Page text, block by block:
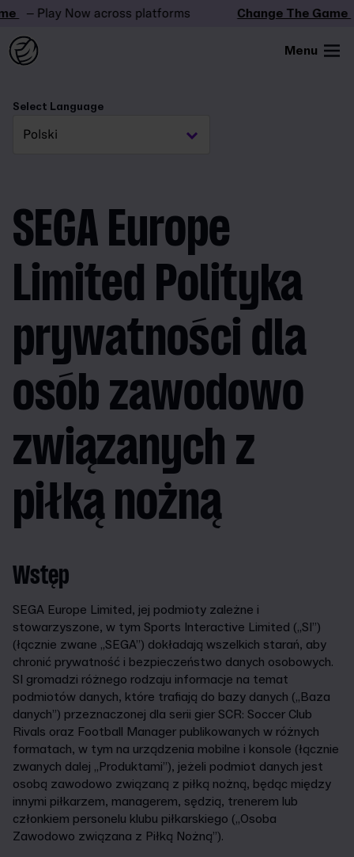
– Play Now across platforms Change The Game –
Menu
Select Language
SEGA Europe
Limited Polityka
prywatności dla
osób zawodowo
związanych z
piłką nożną
Wstęp
SEGA Europe Limited, jej podmioty zależne i
stowarzyszone, w tym Sports Interactive Limited („SI”)
(łącznie zwane „SEGA”) dokładają wszelkich starań, aby
chronić prywatność i bezpieczeństwo danych osobowych.
SI gromadzi różnego rodzaju informacje na temat
podmiotów danych, które trafiają do bazy danych („Baza
danych”) przeznaczonej dla serii gier SCR: Soccer Club
Rivals oraz Football Manager publikowanych w różnych
formatach, w tym na urządzenia mobilne i konsole (łącznie
zwanych dalej „Produktami”), jeżeli podmiot danych jest
osobą zawodowo związaną z piłką nożną, będąc między
innymi piłkarzem, managerem, sędzią, trenerem lub
członkiem personelu klubu piłkarskiego („Osoba
Zawodowo związana z Piłką Nożną”).